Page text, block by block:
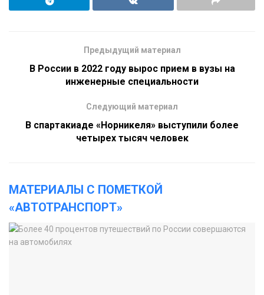
Предыдущий материал
В России в 2022 году вырос прием в вузы на
инженерные специальности
Следующий материал
В спартакиаде «Норникеля» выступили более
четырех тысяч человек
МАТЕРИАЛЫ С ПОМЕТКОЙ
«АВТОТРАНСПОРТ»